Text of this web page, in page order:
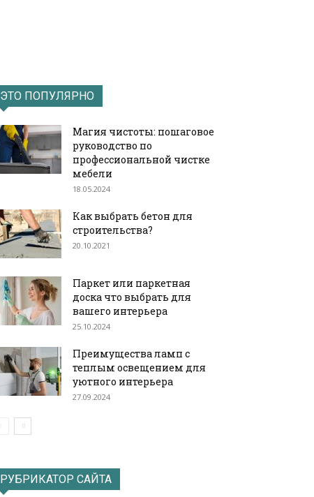
ЭТО ПОПУЛЯРНО
Магия чистоты: пошаговое
руководство по
профессиональной чистке
мебели
18.05.2024
Как выбрать бетон для
строительства?
20.10.2021
Паркет или паркетная
доска что выбрать для
вашего интерьера
25.10.2024
Преимущества ламп с
теплым освещением для
уютного интерьера
27.09.2024
РУБРИКАТОР САЙТА